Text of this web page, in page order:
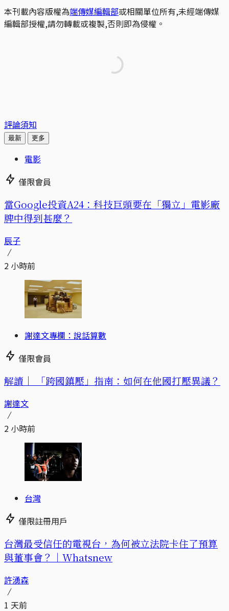
本刊載內容版權為端傳媒編輯部或相關單位所有,未經端傳媒
編輯部授權,請勿轉載或複製,否則即為侵權。
評論須知
最新 更多
電影
僅限會員
當Google投資A24：科技巨頭要在「獨立」電影廠
牌中得到甚麼？
辰子
2 小時前
謝達文專欄：說話算數
僅限會員
解讀｜ 「跨國鎮壓」指南：如何在他國打壓異議？
謝達文
2 小時前
台灣
僅限註冊用戶
台灣最受信任的電視台，為何被立法院卡住了預算
與董事會？｜Whatsnew
許湧森
1 天前